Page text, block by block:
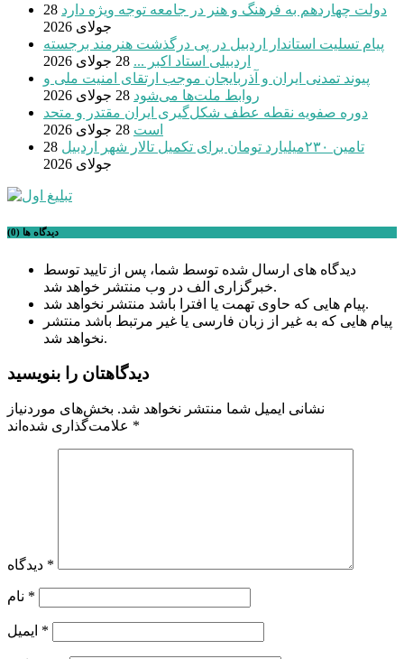
دولت چهاردهم به فرهنگ و هنر در جامعه توجه ویژه دارد 28
جولای 2026
پیام تسلیت استاندار اردبیل در پی درگذشت هنرمند برجسته
اردبیلی استاد اکبر ... 28 جولای 2026
پیوند تمدنی ایران و آذربایجان موجب ارتقای امنیت ملی و
روابط ملت‌ها می‌شود 28 جولای 2026
دوره صفویه نقطه عطف شکل‌گیری ایران مقتدر و متحد
است 28 جولای 2026
تامین ۲۳۰میلیارد تومان برای تکمیل تالار شهر اردبیل
28
جولای 2026
دیدگاه ها (0)
دیدگاه های ارسال شده توسط شما، پس از تایید توسط
خبرگزاری الف در وب منتشر خواهد شد.
پیام هایی که حاوی تهمت یا افترا باشد منتشر نخواهد شد.
پیام هایی که به غیر از زبان فارسی یا غیر مرتبط باشد منتشر
نخواهد شد.
دیدگاهتان را بنویسید
نشانی ایمیل شما منتشر نخواهد شد. بخش‌های موردنیاز
*
*
*
*